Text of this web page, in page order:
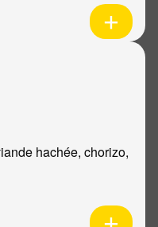
hachée, chorizo,